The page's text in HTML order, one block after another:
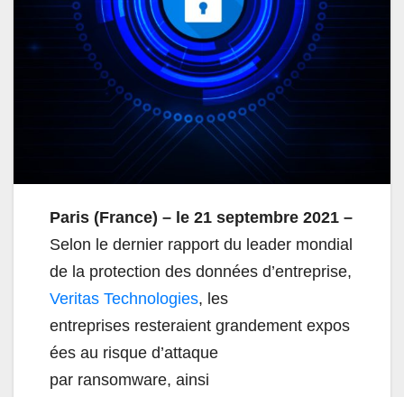
Paris (France) – le 21 septembre 2021 –
Selon le dernier rapport du leader mondial
de la protection des données d’entreprise,
Veritas Technologies, les
entreprises resteraient grandement expos
ées au risque d’attaque
par ransomware, ainsi